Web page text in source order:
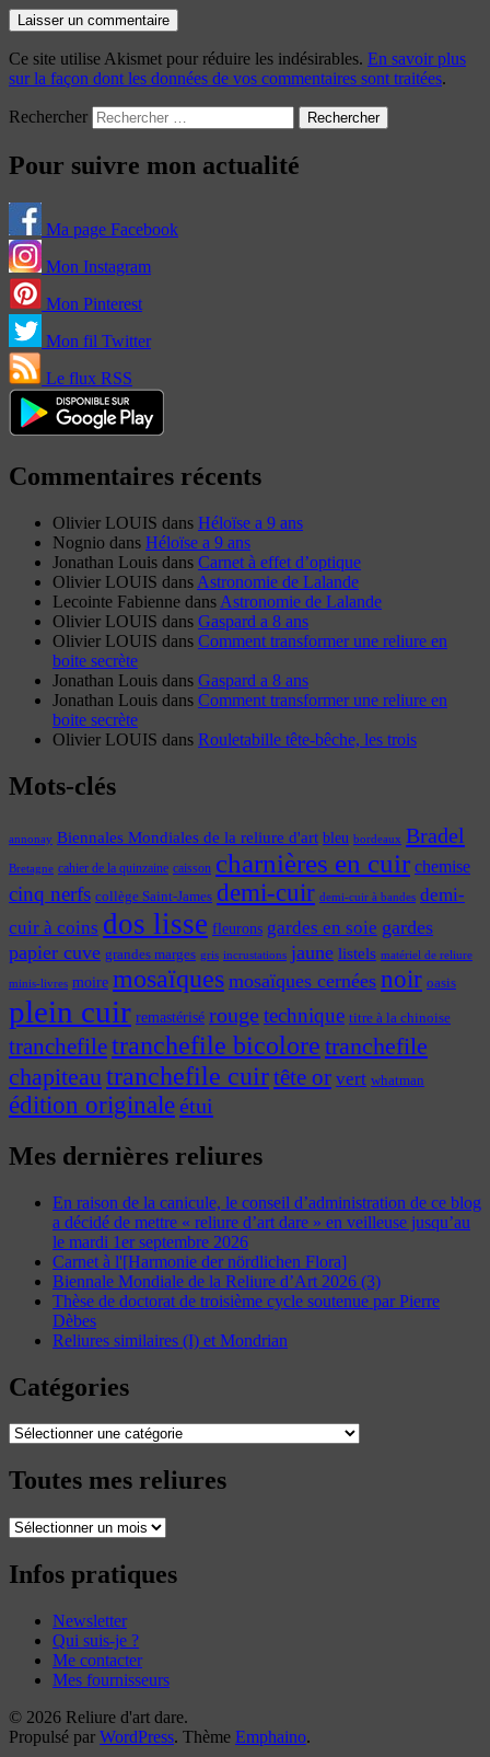
Ce site utilise Akismet pour réduire les indésirables. En savoir plus
sur la façon dont les données de vos commentaires sont traitées.
Rechercher
Pour suivre mon actualité
Ma page Facebook
Mon Instagram
Mon Pinterest
Mon fil Twitter
Le flux RSS
Commentaires récents
Olivier LOUIS dans Héloïse a 9 ans
Nognio dans Héloïse a 9 ans
Jonathan Louis dans Carnet à effet d’optique
Olivier LOUIS dans Astronomie de Lalande
Lecointe Fabienne dans Astronomie de Lalande
Olivier LOUIS dans Gaspard a 8 ans
Olivier LOUIS dans Comment transformer une reliure en
boite secrète
Jonathan Louis dans Gaspard a 8 ans
Jonathan Louis dans Comment transformer une reliure en
boite secrète
Olivier LOUIS dans Rouletabille tête-bêche, les trois
Mots-clés
annonay Biennales Mondiales de la reliure d'art bleu bordeaux Bradel
Bretagne cahier de la quinzaine caisson charnières en cuir chemise
cinq nerfs collège Saint-James demi-cuir demi-cuir à bandes demi-
cuir à coins dos lisse fleurons gardes en soie gardes
papier cuve grandes marges gris incrustations jaune listels matériel de reliure
minis-livres moire mosaïques mosaïques cernées noir oasis
plein cuir remastérisé rougetechnique titre à la chinoise
tranchefiletranchefile bicolore tranchefile
chapiteau tranchefile cuirtête or vert whatman
édition originaleétui
Mes dernières reliures
En raison de la canicule, le conseil d’administration de ce blog
a décidé de mettre « reliure d’art dare » en veilleuse jusqu’au
le mardi 1er septembre 2026
Carnet à l'[Harmonie der nördlichen Flora]
Biennale Mondiale de la Reliure d’Art 2026 (3)
Thèse de doctorat de troisième cycle soutenue par Pierre
Dèbes
Reliures similaires (I) et Mondrian
Catégories
Catégories
Toutes mes reliures
Toutes
reliures
Infos pratiques
Newsletter
Qui suis-je ?
Me contacter
Mes fournisseurs
© 2026 Reliure d'art dare.
Propulsé par WordPress. Thème Emphaino.